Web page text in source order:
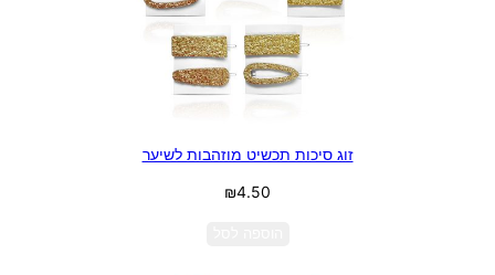
זוג סיכות תכשיט מוזהבות לשיער
₪4.50